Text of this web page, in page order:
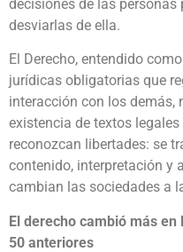
decisiones de las
desviarlas de ella.
El Derecho, entendido
jurídicas obligatorias que
interacción con los demás,
existencia de textos
reconozcan libertades: se
contenido, interpretación y
cambian las sociedades a
El derecho cambió más
50 anteriores